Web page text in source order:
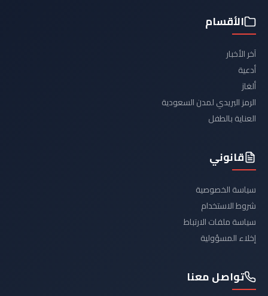
الأقسام
آخر الأخبار
أدعية
ألغاز
الرمز البريدي لمدن السعودية
العناية بالطفل
قانوني
سياسة الخصوصية
شروط الاستخدام
سياسة ملفات الارتباط
إخلاء المسؤولية
تواصل معنا